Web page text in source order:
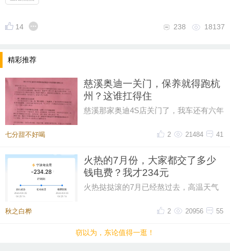
人吃了赞不绝口的拿手菜？
提示：回复之后就能看到红包，点击下方“开”即可领
取红包~
14 18137
238
精彩推荐
慈溪奥迪一关门，保养就得跑杭
州？这谁扛得住
慈溪那家奥迪4S店关门了，我车还有六年
说保养正常做，但得去杭州。我
七分甜不好喝 41
21484
2
火热的7月份，大家都交了多少
钱电费？我才234元
火热挞挞滚的7月已经熬过去，高温天气
超300，昨天一看帐单才234元。
秋之白桦 55
20956
2
窃以为，东论值得一逛！